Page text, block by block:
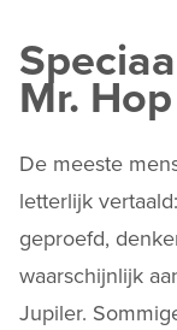
Mr. Hop
De meeste
letterlijk
geproefd,
waarschijnlijk
Jupiler.